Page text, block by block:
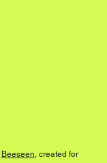
Beeseen, created for